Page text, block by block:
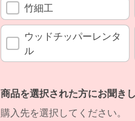
竹細工
ウッドチッパーレンタ
ル
商品を選択された方にお聞き
購入先を選択してください。